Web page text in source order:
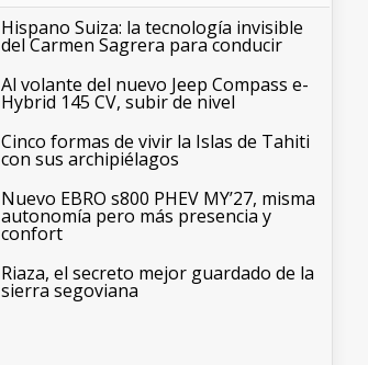
Hispano Suiza: la tecnología invisible
del Carmen Sagrera para conducir
Al volante del nuevo Jeep Compass e-
Hybrid 145 CV, subir de nivel
Cinco formas de vivir la Islas de Tahiti
con sus archipiélagos
Nuevo EBRO s800 PHEV MY’27, misma
autonomía pero más presencia y
confort
Riaza, el secreto mejor guardado de la
sierra segoviana